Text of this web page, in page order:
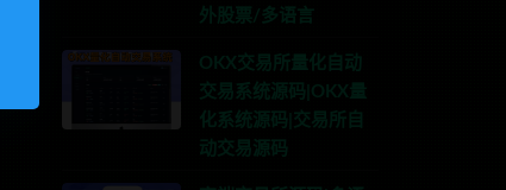
外股票/多语言
OKX交易所量化自动
交易系统源码|OKX量
化系统源码|交易所自
动交易源码